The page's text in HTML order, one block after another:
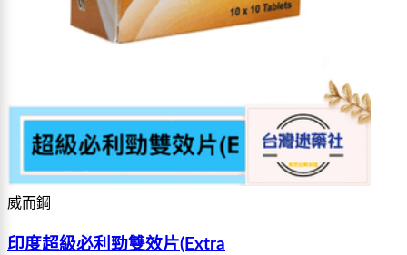
威而鋼
印度超級必利勁雙效片(Extra